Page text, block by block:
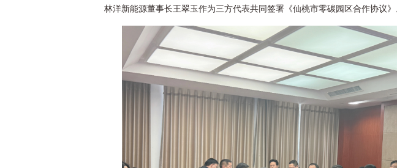
林洋新能源董事长王翠玉作为三方代表共同签署《仙桃市零碳园区合作协议》